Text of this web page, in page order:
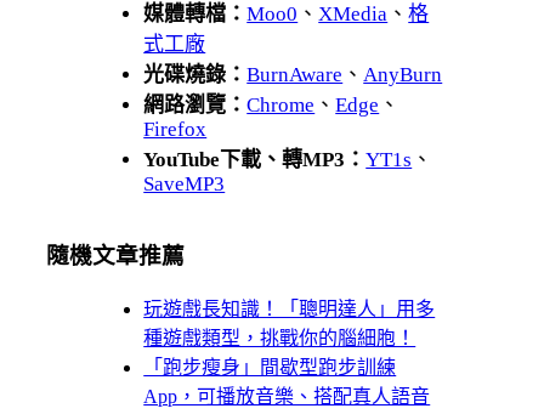
媒體轉檔：Moo0 、 XMedia 、格
式工廠
光碟燒錄：BurnAware 、 AnyBurn
網路瀏覽：Chrome 、Edge 、
Firefox
YouTube下載、轉MP3：YT1s 、
SaveMP3
隨機文章推薦
玩遊戲長知識！「聰明達人」用多
種遊戲類型，挑戰你的腦細胞！
「跑步瘦身」間歇型跑步訓練
App，可播放音樂、搭配真人語音